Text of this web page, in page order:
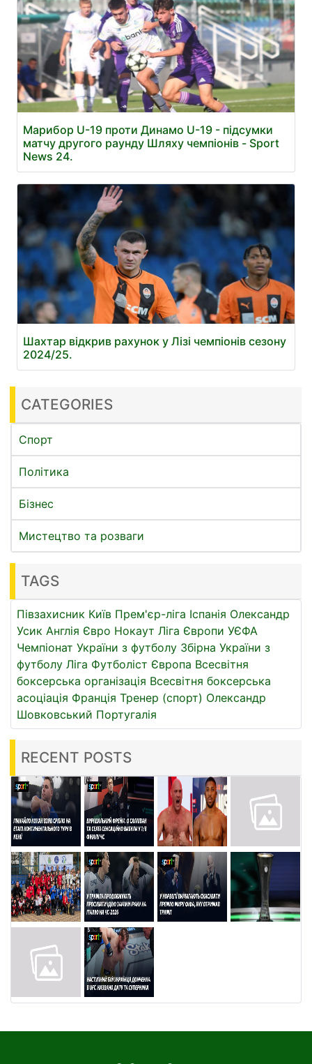
Марибор U-19 проти Динамо U-19 - підсумки
матчу другого раунду Шляху чемпіонів - Sport
News 24.
Шахтар відкрив рахунок у Лізі чемпіонів сезону
2024/25.
CATEGORIES
Спорт
Політика
Бізнес
Мистецтво та розваги
TAGS
Півзахисник Київ Прем'єр-ліга Іспанія Олександр
Усик Англія Євро Нокаут Ліга Європи УЄФА
Чемпіонат України з футболу Збірна України з
футболу Ліга Футболіст Європа Всесвітня
боксерська організація Всесвітня боксерська
асоціація Франція Тренер (спорт) Олександр
Шовковський Португалія
RECENT POSTS